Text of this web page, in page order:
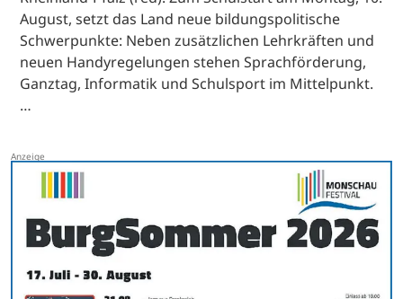
August, setzt das Land neue bildungspolitische
Schwerpunkte: Neben zusätzlichen Lehrkräften und
neuen Handyregelungen stehen Sprachförderung,
Ganztag, Informatik und Schulsport im Mittelpunkt.
…